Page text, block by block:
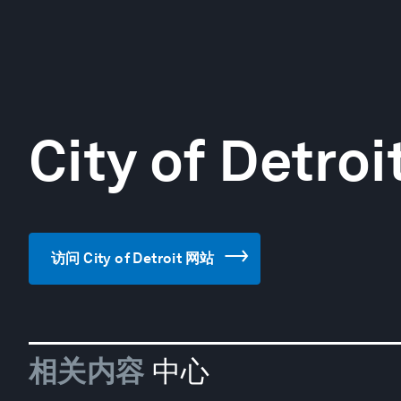
City of
访问 City of Detroit 网站
相关内容 中心